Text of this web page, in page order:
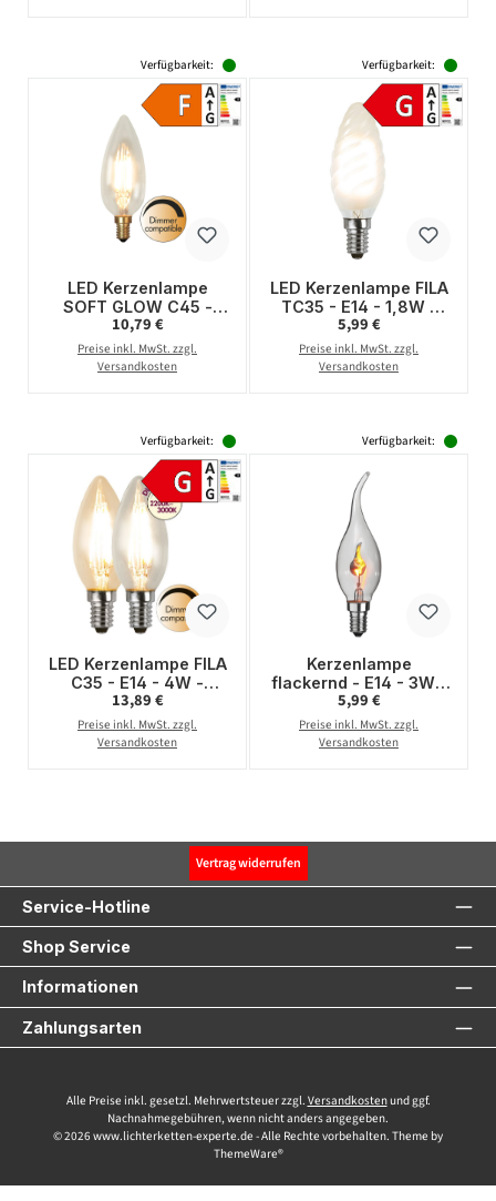
Verfügbarkeit:
LED Kerzenlampe
SOFT GLOW C45 -
3,5W - E14 - WW
2200K - 260lm -
dimmbar
Regulärer Preis:
10,79 €
Preise inkl. MwSt. zzgl.
Versandkosten
Verfügbarkeit:
LED Kerzenlampe FILA
TC35 - E14 - 1,8W -
warmweiss 2700K -
150lm - gefrostet
Regulärer Preis:
5,99 €
Preise inkl. MwSt. zzgl.
Versandkosten
Verfügbarkeit:
LED Kerzenlampe FILA
C35 - E14 - 4W -
dimm-to-warm 3-
2200K - 320lm -
dimmbar
Regulärer Preis:
13,89 €
Preise inkl. MwSt. zzgl.
Versandkosten
Verfügbarkeit:
Kerzenlampe
flackernd - E14 - 3W -
Effektleuchtmittel
Regulärer Preis:
5,99 €
Preise inkl. MwSt. zzgl.
Versandkosten
Vertrag widerrufen
Service-Hotline
Shop Service
Informationen
Zahlungsarten
Alle Preise inkl. gesetzl. Mehrwertsteuer zzgl. Versandkostenund ggf.
Nachnahmegebühren, wenn nicht anders angegeben.
© 2026 www.lichterketten-experte.de - Alle Rechte vorbehalten. Theme by
ThemeWare®